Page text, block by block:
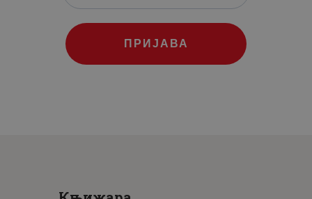
ПРИЈАВА